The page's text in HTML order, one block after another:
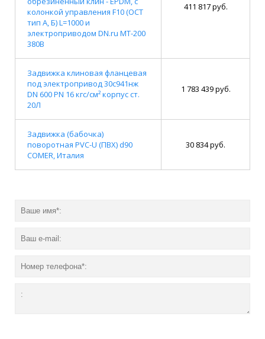
колонкой управления F10 (ОСТ
тип А, Б) L=1000 и
электроприводом DN.ru MT-200
380В
411 817 руб.
Задвижка клиновая фланцевая
под электропривод 30с941нж
DN 600 PN 16 кгс/см² корпус ст.
20Л
1 783 439 руб.
Задвижка (бабочка)
поворотная PVC-U (ПВХ) d90
COMER, Италия
30 834 руб.